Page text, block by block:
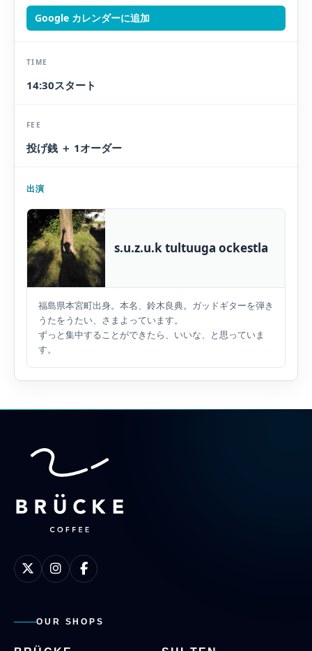
Google カレンダーに追加
TIME
14:30スタート
FEE
投げ銭 ＋ 1オーダー
出演
s.u.z.u.k tultuuga ockestla
福島県本宮町出身。本名、鈴木良典。ガッドギターを弾き
うたをうたい、さまよっています。
ずっと集中することができたら、いいな、と思っていま
す。
OUR SHOPS